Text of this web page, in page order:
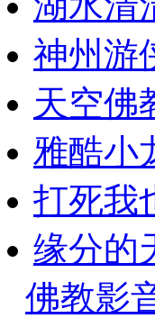
神州游
天空佛
雅酷小
打死我
缘分的
佛教影